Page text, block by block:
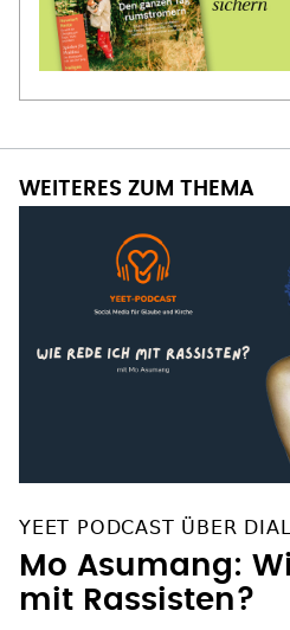
WEITERES ZUM THEMA
YEET PODCAST ÜBER
Mo Asumang:
mit Rassisten?